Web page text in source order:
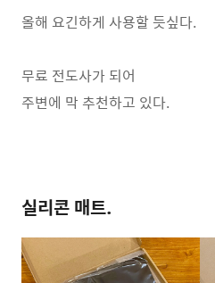
올해 요긴하게 사용할 듯싶다.
무료 전도사가 되어
주변에 막 추천하고 있다.
실리콘 매트.